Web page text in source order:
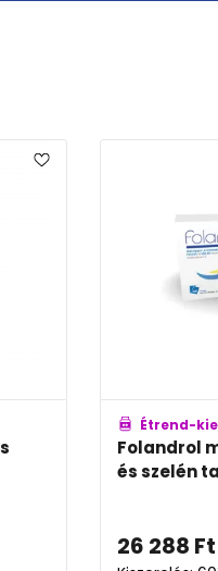
Étrend-
Folandrol
és szelén
26 288 Ft